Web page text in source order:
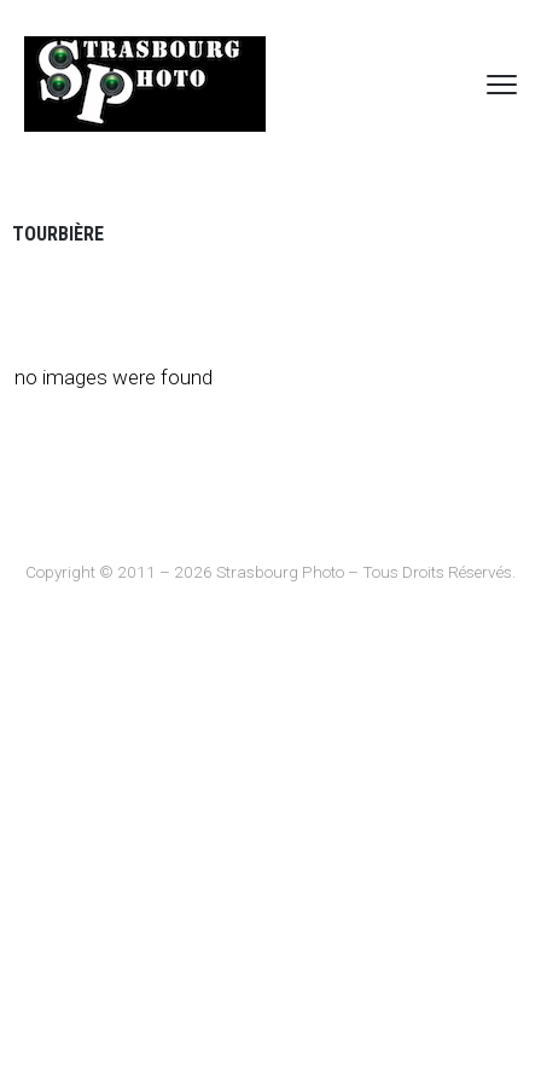
TOURBIÈRE
no images were found
Copyright © 2011 – 2026 Strasbourg Photo – Tous Droits Réservés.